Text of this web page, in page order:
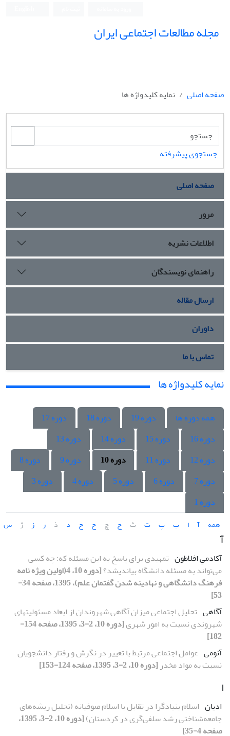
مجله مطالعات اجتماعی ایران
صفحه اصلی نمایه کلیدواژه ها
جستجوی پیشرفته
صفحه اصلی
مرور
اطلاعات نشریه
راهنمای نویسندگان
ارسال مقاله
داوران
تماس با ما
نمایه کلیدواژه ها
همه دوره ها دوره 19 دوره 18
دوره 17
دوره 16
دوره 15 دوره 14
دوره 13
دوره 12
دوره 11 دوره 10 دوره 9
دوره 8
دوره 7
دوره 6 دوره 5 دوره 4
دوره 3
دوره 1
همه آ ا ب پ ت ث ج چ ح خ د ذ ر ز ژ س
آ
آکادمیِ افلاطون تمهیدی برای پاسخ به این مسئله که: چه کسی
می‌تواند به مسئله دانشگاه بیاندیشد؟
[دوره 10، 4(اولین ویژه نامه
فرهنگ دانشگاهی و نهادینه شدن گفتمان علم)، 1395، صفحه 34-
53]
آگاهی تحلیل اجتماعی میزان آگاهی شهروندان از ابعاد مسئولیتهای
شهروندی نسبت به امور شهری
[دوره 10، 2-3، 1395، صفحه 154-
182]
آنومی عوامل اجتماعی مرتبط با تغییر در نگرش و رفتار دانشجویان
نسبت به مواد مخدر [دوره 10، 2-3، 1395، صفحه 124-153]
ا
ادیان اسلام بنیادگرا در تقابل با اسلام صوفیانه (تحلیل ریشه‌های
جامعه‌شناختی رشد سلفی‌گری در کردستان)
[دوره 10، 2-3، 1395،
صفحه 4-35]